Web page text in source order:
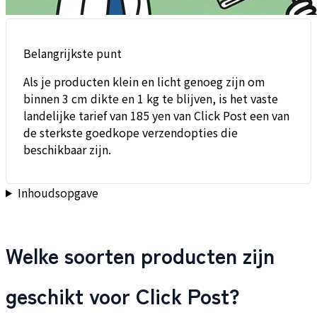
Belangrijkste punt
Als je producten klein en licht genoeg zijn om
binnen 3 cm dikte en 1 kg te blijven, is het vaste
landelijke tarief van 185 yen van Click Post een van
de sterkste goedkope verzendopties die
beschikbaar zijn.
Inhoudsopgave
Welke soorten producten zijn
geschikt voor Click Post?